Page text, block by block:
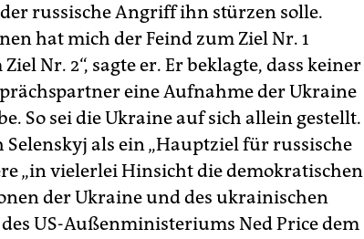
russische Angriff ihn stürzen solle.
hat mich der Feind zum Ziel Nr. 1
Nr. 2“, sagte er. Er beklagte, dass keiner
eine Aufnahme der Ukraine
So sei die Ukraine auf sich allein gestellt.
Selenskyj als ein „Hauptziel für russische
„in vielerlei Hinsicht die demokratischen
der Ukraine und des ukrainischen
des US-Außenministeriums Ned Price dem